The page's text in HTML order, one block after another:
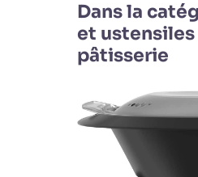
Dans la
et ustensiles
pâtisserie